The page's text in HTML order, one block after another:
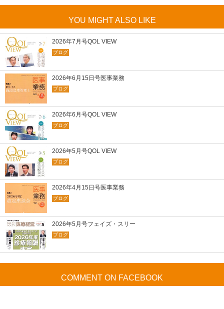
YOU MIGHT ALSO LIKE
2026年7月号QOL VIEW
ブログ
2026年6月15日号医事業務
ブログ
2026年6月号QOL VIEW
ブログ
2026年5月号QOL VIEW
ブログ
2026年4月15日号医事業務
ブログ
2026年5月号フェイズ・スリー
ブログ
COMMENT ON FACEBOOK